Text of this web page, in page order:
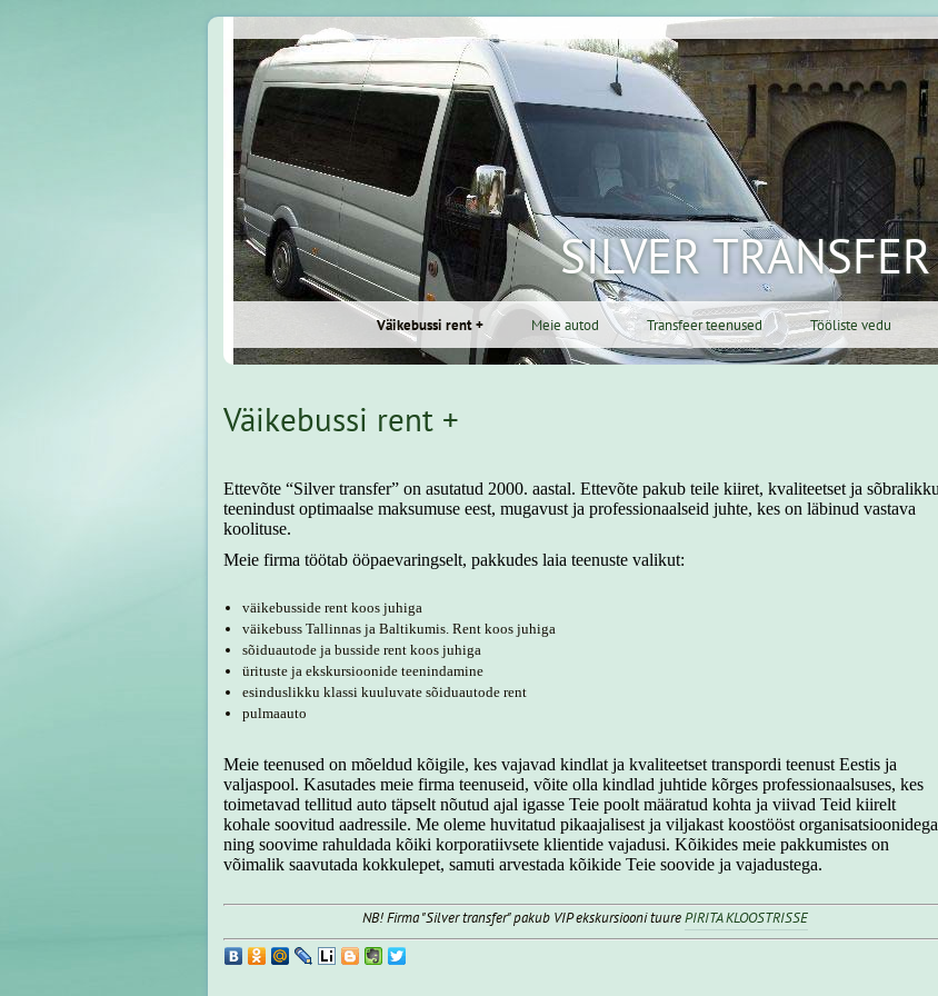
SILVER TRANSFER
Väikebussi rent + Meie autod Transfeer teenused Tööliste vedu
Väikebussi rent +
Ettevõte “Silver transfer” on asutatud 2000. aastal. Ettevõte pakub teile kiiret, kvaliteetset ja sõbralikku
teenindust optimaalse maksumuse eest, mugavust ja professionaalseid juhte, kes on läbinud vastava
koolituse.
Meie firma töötab ööpaevaringselt, pakkudes laia teenuste valikut:
väikebusside rent koos juhiga
väikebuss Tallinnas ja Baltikumis. Rent koos juhiga
sõiduautode ja busside rent koos juhiga
ürituste ja ekskursioonide teenindamine
esinduslikku klassi kuuluvate sõiduautode rent
pulmaauto
Meie teenused on mõeldud kõigile, kes vajavad kindlat ja kvaliteetset transpordi teenust Eestis ja
valjaspool. Kasutades meie firma teenuseid, võite olla kindlad juhtide kõrges professionaalsuses, kes
toimetavad tellitud auto täpselt nõutud ajal igasse Teie poolt määratud kohta ja viivad Teid kiirelt
kohale soovitud aadressile. Me oleme huvitatud pikaajalisest ja viljakast koostööst organisatsioonidega
ning soovime rahuldada kõiki korporatiivsete klientide vajadusi. Kõikides meie pakkumistes on
võimalik saavutada kokkulepet, samuti arvestada kõikide Teie soovide ja vajadustega.
NB! Firma "Silver transfer" pakub VIP ekskursiooni tuurePIRITA KLOOSTRISSE